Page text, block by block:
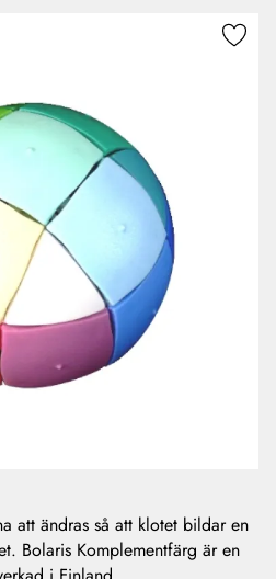
att ändras så att klotet bildar en
Bolaris Komplementfärg är en